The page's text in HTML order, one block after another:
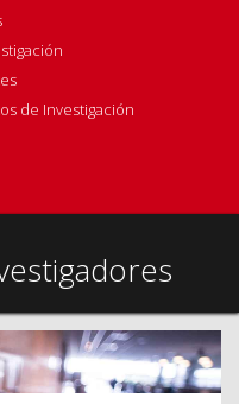
de Investigación